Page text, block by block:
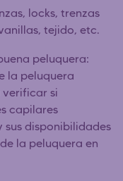
locks, trenzas
tejido, etc.
peluquera:
la peluquera
verificar si
capilares
disponibilidades
la peluquera en